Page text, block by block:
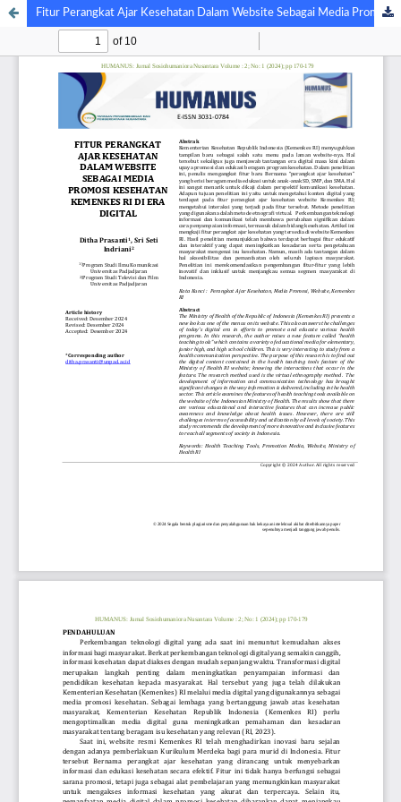
Fitur Perangkat Ajar Kesehatan Dalam Website Sebagai Media Promosi Kesehatan Kemenkes Ri di Era Digital